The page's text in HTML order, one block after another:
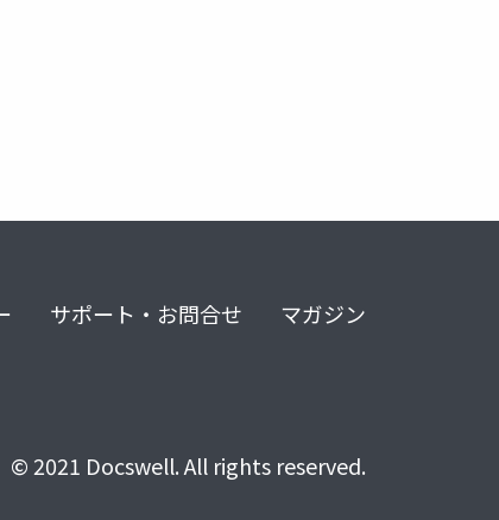
サポート・お問合せ マガジン
© 2021 Docswell. All rights reserved.